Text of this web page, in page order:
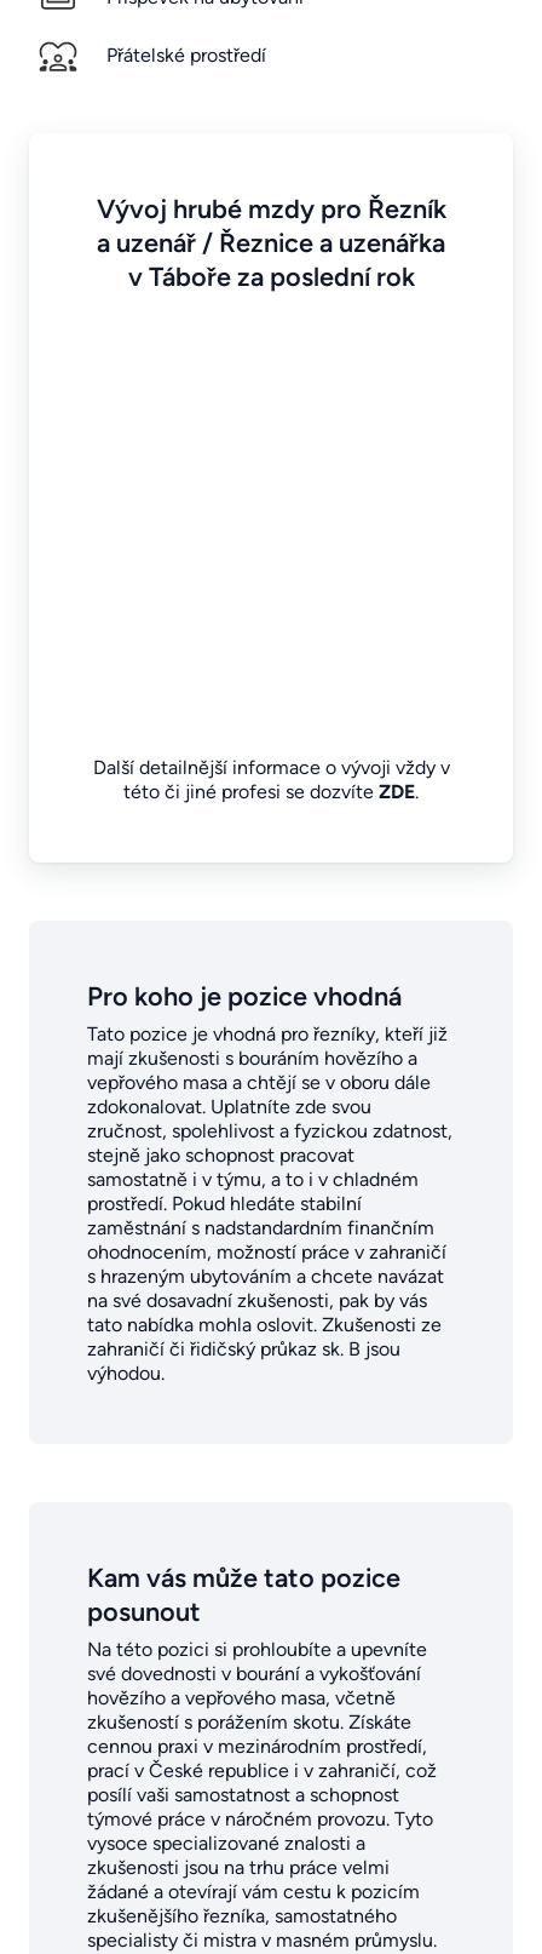
Přátelské prostředí
Vývoj hrubé mzdy pro Řezník
a uzenář / Řeznice a uzenářka
v Táboře za poslední rok
Další detailnější informace o vývoji vždy v
této či jiné profesi se dozvíte ZDE.
Pro koho je pozice vhodná
Tato pozice je vhodná pro řezníky, kteří již
mají zkušenosti s bouráním hovězího a
vepřového masa a chtějí se v oboru dále
zdokonalovat. Uplatníte zde svou
zručnost, spolehlivost a fyzickou zdatnost,
stejně jako schopnost pracovat
samostatně i v týmu, a to i v chladném
prostředí. Pokud hledáte stabilní
zaměstnání s nadstandardním finančním
ohodnocením, možností práce v zahraničí
s hrazeným ubytováním a chcete navázat
na své dosavadní zkušenosti, pak by vás
tato nabídka mohla oslovit. Zkušenosti ze
zahraničí či řidičský průkaz sk. B jsou
výhodou.
Kam vás může tato pozice
posunout
Na této pozici si prohloubíte a upevníte
své dovednosti v bourání a vykošťování
hovězího a vepřového masa, včetně
zkušeností s porážením skotu. Získáte
cennou praxi v mezinárodním prostředí,
prací v České republice i v zahraničí, což
posílí vaši samostatnost a schopnost
týmové práce v náročném provozu. Tyto
vysoce specializované znalosti a
zkušenosti jsou na trhu práce velmi
žádané a otevírají vám cestu k pozicím
zkušenějšího řezníka, samostatného
specialisty či mistra v masném průmyslu.